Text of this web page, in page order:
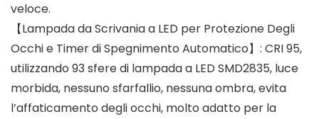
veloce.
【Lampada da Scrivania a LED per Protezione Degli
Occhi e Timer di Spegnimento Automatico】: CRI 95,
utilizzando 93 sfere di lampada a LED SMD2835, luce
morbida, nessuno sfarfallio, nessuna ombra, evita
l’affaticamento degli occhi, molto adatto per la